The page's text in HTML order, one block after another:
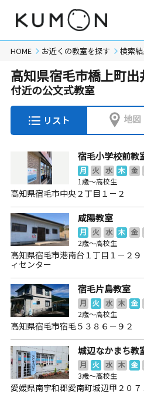
HOME お近くの教室を探す 検索
高知県宿毛市橋上町出
付近の公文式教室
リスト 地図
宿毛小学校前教
月 火 水 木 金
1歳～高校生
高知県宿毛市中央２丁目１－２
咸陽教室
月 火 水 木 金
2歳～高校生
高知県宿毛市港南台１丁目１－２
ィセンター
宿毛片島教室
月 火 水 木 金
2歳～高校生
高知県宿毛市宿毛５３８６－９２
城辺なかまち教
月 火 水 木 金
3歳～高校生
愛媛県南宇和郡愛南町城辺甲２０７